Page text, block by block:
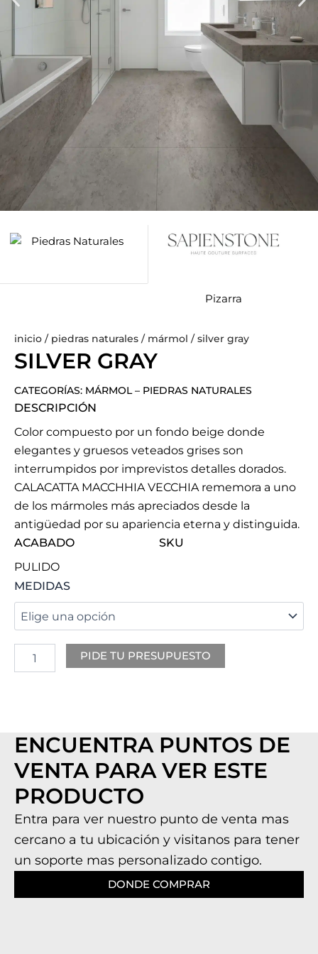
Pizarra
inicio / piedras naturales / mármol / silver gray
SILVER GRAY
CATEGORÍAS: MÁRMOL– PIEDRAS NATURALES
DESCRIPCIÓN
Color compuesto por un fondo beige donde
elegantes y gruesos veteados grises son
interrumpidos por imprevistos detalles dorados.
CALACATTA MACCHHIA VECCHIA rememora a uno
de los mármoles más apreciados desde la
antigüedad por su apariencia eterna y distinguida.
ACABADO
PULIDO
SKU
MEDIDAS
SILVER
cantidad
PIDE TU PRESUPUESTO
ENCUENTRA PUNTOS DE
VENTA PARA VER ESTE
PRODUCTO
Entra para ver nuestro punto de venta mas
cercano a tu ubicación y visitanos para tener
un soporte mas personalizado contigo.
DONDE COMPRAR